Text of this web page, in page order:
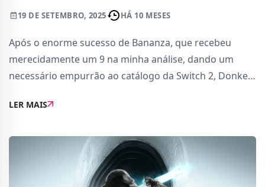
19 DE SETEMBRO, 2025 HÁ 10 MESES
Após o enorme sucesso de Bananza, que recebeu
merecidamente um 9 na minha análise, dando um
necessário empurrão ao catálogo da Switch 2, Donkey
Island + Emerald Rush! Nem 2 meses após o lançam
LER MAIS